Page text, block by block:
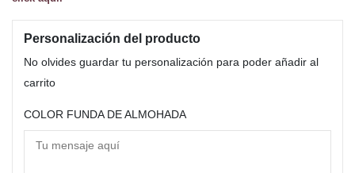
Personalización del producto
No olvides guardar tu personalización para poder añadir al
carrito
COLOR FUNDA DE ALMOHADA